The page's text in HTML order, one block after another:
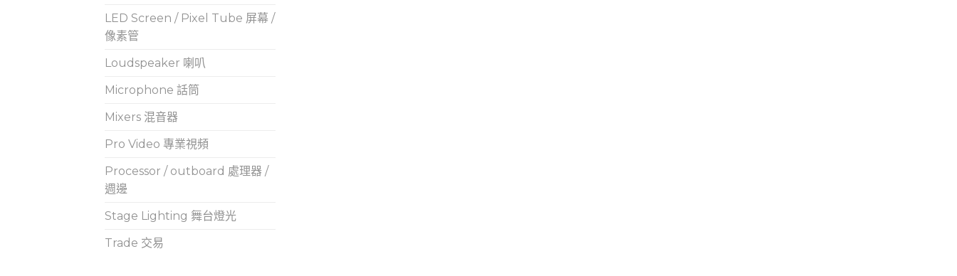
LED Screen / Pixel Tube 屏幕 /
像素管
Loudspeaker 喇叭
Microphone 話筒
Mixers 混音器
Pro Video 專業視頻
Processor / outboard 處理器 /
週邊
Stage Lighting 舞台燈光
Trade 交易